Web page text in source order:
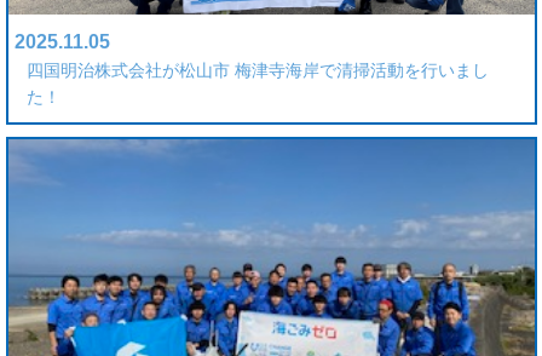
2025.11.05
四国明治株式会社が松山市 梅津寺海岸で清掃活動を行いまし
た！